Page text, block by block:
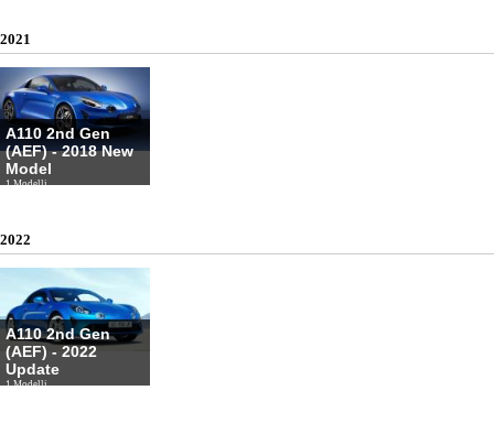
2021
A110 2nd Gen
(AEF) - 2018 New
Model
1 Modelli
2022
A110 2nd Gen
(AEF) - 2022
Update
1 Modelli